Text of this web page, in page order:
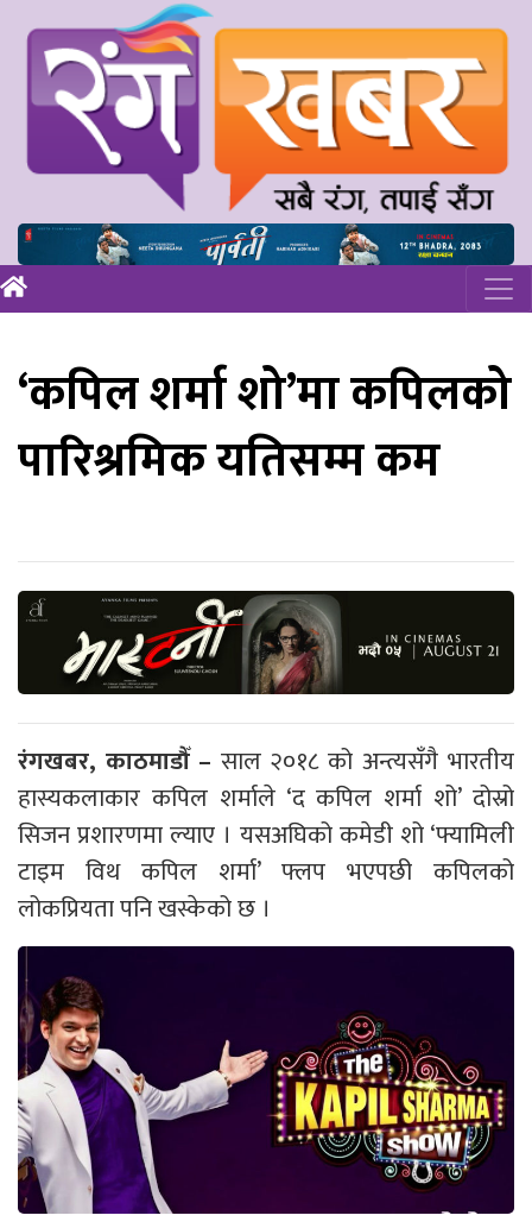
‘कपिल शर्मा शो’मा कपिलको
पारिश्रमिक यतिसम्म कम
रंगखबर, काठमाडौँ – साल २०१८ को अन्त्यसँगै भारतीय
हास्यकलाकार कपिल शर्माले ‘द कपिल शर्मा शो’ दोस्रो
सिजन प्रशारणमा ल्याए । यसअघिको कमेडी शो ‘फ्यामिली
टाइम विथ कपिल शर्मा’ फ्लप भएपछी कपिलको
लोकप्रियता पनि खस्केको छ ।